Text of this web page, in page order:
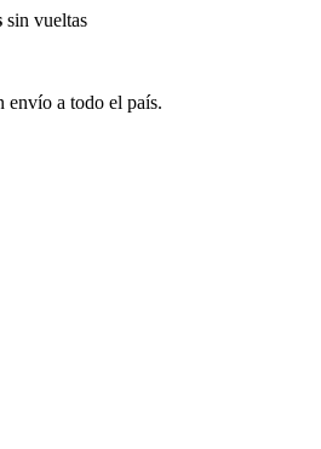
sin vueltas
envío a todo el país.